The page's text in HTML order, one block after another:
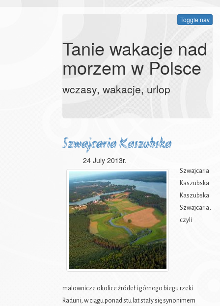
Toggle nav
Tanie wakacje nad
morzem w Polsce
wczasy, wakacje, urlop
Szwajcaria Kaszubska
24 July 2013r.
Szwajcaria
Kaszubska
Kaszubska
Szwajcaria,
czyli
malownicze okolice źródeł i górnego biegu rzeki
Raduni, w ciągu ponad stu lat stały się synonimem